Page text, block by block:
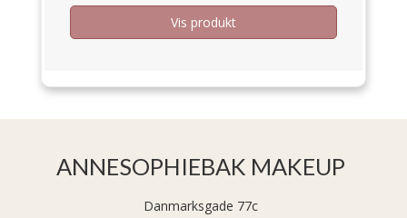
Vis produkt
ANNESOPHIEBAK MAKEUP
Danmarksgade 77c